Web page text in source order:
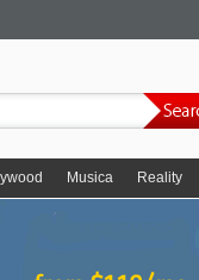
Musica Reality